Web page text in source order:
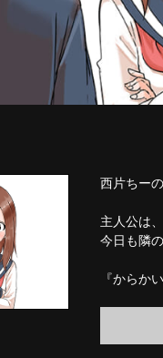
西片ちー
主人公は
今日も隣
『からか